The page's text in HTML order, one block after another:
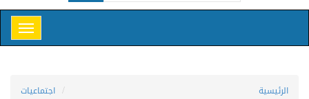
الرئيسية اجتماعيات